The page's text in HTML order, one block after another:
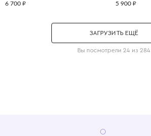
6 700 ₽ 5 900 ₽
ЗАГРУЗИТЬ ЕЩЁ
Вы посмотрели 24 из 284